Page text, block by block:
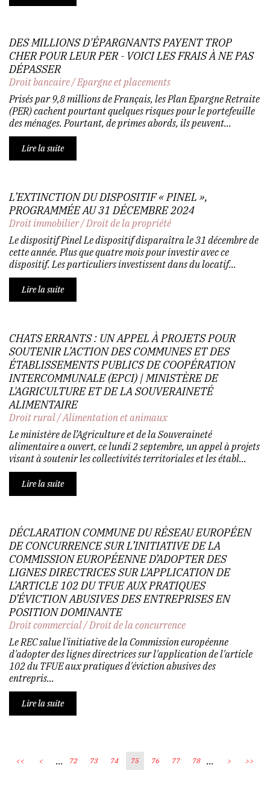
DES MILLIONS D'ÉPARGNANTS PAYENT TROP
CHER POUR LEUR PER - VOICI LES FRAIS À NE PAS
DÉPASSER
Droit bancaire/Epargne et placements
Prisés par 9,8 millions de Français, les Plan Epargne Retraite
(PER) cachent pourtant quelques risques pour le portefeuille
des ménages. Pourtant, de primes abords, ils peuvent...
Lire la suite
L’EXTINCTION DU DISPOSITIF « PINEL »,
PROGRAMMÉE AU 31 DÉCEMBRE 2024
Droit immobilier/Droit de la propriété
Le dispositif Pinel Le dispositif disparaîtra le 31 décembre de
cette année. Plus que quatre mois pour investir avec ce
dispositif. Les particuliers investissent dans du locatif...
Lire la suite
CHATS ERRANTS : UN APPEL À PROJETS POUR
SOUTENIR L’ACTION DES COMMUNES ET DES
ÉTABLISSEMENTS PUBLICS DE COOPÉRATION
INTERCOMMUNALE (EPCI) | MINISTÈRE DE
L'AGRICULTURE ET DE LA SOUVERAINETÉ
ALIMENTAIRE
Droit rural/Alimentation et animaux
Le ministère de l’Agriculture et de la Souveraineté
alimentaire a ouvert, ce lundi 2 septembre, un appel à projets
visant à soutenir les collectivités territoriales et les établ...
Lire la suite
DÉCLARATION COMMUNE DU RÉSEAU EUROPÉEN
DE CONCURRENCE SUR L’INITIATIVE DE LA
COMMISSION EUROPÉENNE D’ADOPTER DES
LIGNES DIRECTRICES SUR L'APPLICATION DE
L'ARTICLE 102 DU TFUE AUX PRATIQUES
D’ÉVICTION ABUSIVES DES ENTREPRISES EN
POSITION DOMINANTE
Droit commercial/Droit de la concurrence
Le REC salue l'initiative de la Commission européenne
d'adopter des lignes directrices sur l'application de l'article
102 du TFUE aux pratiques d'éviction abusives des
entrepris...
Lire la suite
<< < ... 72 73 74 75 76 77 78 ... > >>